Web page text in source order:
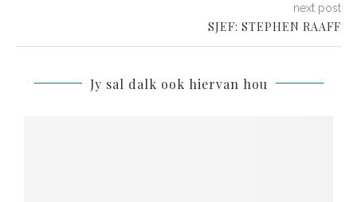
next post
SJEF: STEPHEN RAAFF
Jy sal dalk ook hiervan hou